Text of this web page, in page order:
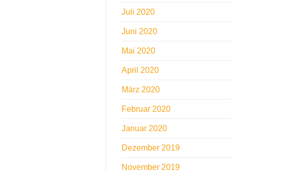
Juli 2020
Juni 2020
Mai 2020
April 2020
März 2020
Februar 2020
Januar 2020
Dezember 2019
November 2019